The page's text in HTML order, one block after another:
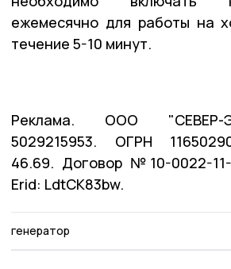
ежемесячно для работы на
течение 5-10 минут.
Реклама. ООО "СЕВЕР-
5029215953. ОГРН
46.69. Договор №10-0022-11-
Erid: LdtCK83bw.
генератор